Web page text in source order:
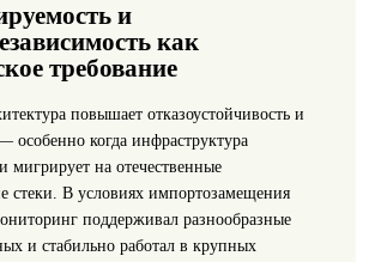
и
как
требование
повышает отказоустойчивость и
особенно когда инфраструктура
мигрирует на отечественные
стеки. В условиях импортозамещения
поддерживал разнообразные
и стабильно работал в крупных